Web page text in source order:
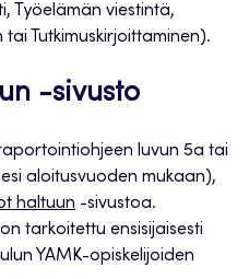
Työelämän viestintä,
Tutkimuskirjoittaminen).
-sivusto
luvun 5a tai
aloitusvuoden mukaan),
haltuun -sivustoa.
tarkoitettu ensisijaisesti
YAMK-opiskelijoiden